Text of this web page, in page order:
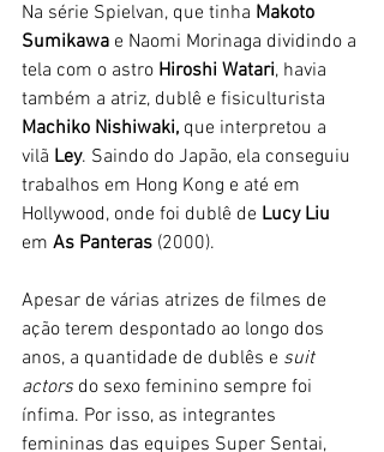
Na série Spielvan, que tinha Makoto
Sumikawa e Naomi Morinaga dividindo a
tela com o astro Hiroshi Watari, havia
também a atriz, dublê e fisiculturista
Machiko Nishiwaki, que interpretou a
vilã Ley. Saindo do Japão, ela conseguiu
trabalhos em Hong Kong e até em
Hollywood, onde foi dublê de Lucy Liu
em As Panteras (2000).
Apesar de várias atrizes de filmes de
ação terem despontado ao longo dos
anos, a quantidade de dublês e suit
actors do sexo feminino sempre foi
ínfima. Por isso, as integrantes
femininas das equipes Super Sentai,